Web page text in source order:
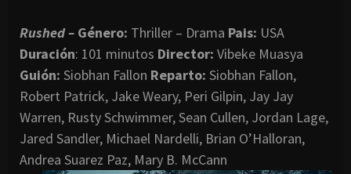
Rushed – Género: Thriller – Drama Pais: USA
Duración: 101 minutos Director: Vibeke Muasya
Guión: Siobhan Fallon Reparto: Siobhan Fallon,
Robert Patrick, Jake Weary, Peri Gilpin, Jay Jay
Warren, Rusty Schwimmer, Sean Cullen, Jordan Lage,
Jared Sandler, Michael Nardelli, Brian O’Halloran,
Andrea Suarez Paz, Mary B. McCann